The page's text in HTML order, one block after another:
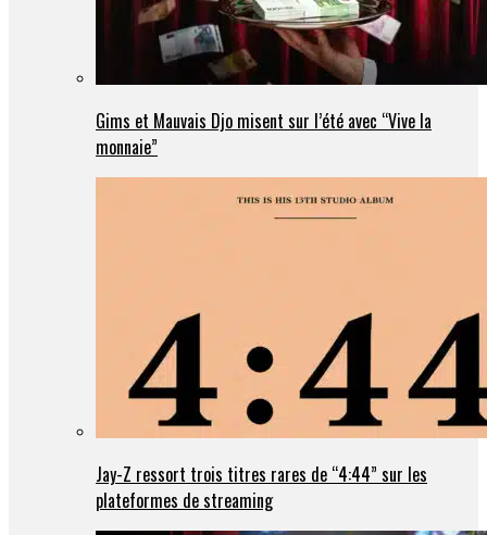
Gims et Mauvais Djo misent sur l’été avec “Vive la
monnaie”
Jay-Z ressort trois titres rares de “4:44” sur les
plateformes de streaming